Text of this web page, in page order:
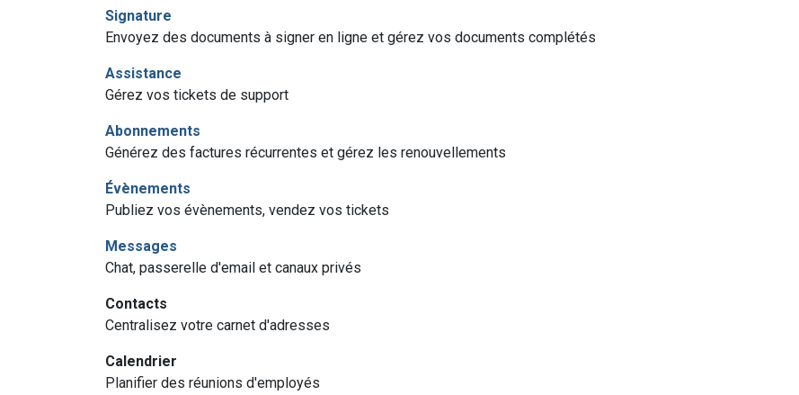
Signature
Envoyez des documents à signer en ligne et gérez vos documents complétés
Assistance
Gérez vos tickets de support
Abonnements
Générez des factures récurrentes et gérez les renouvellements
Évènements
Publiez vos évènements, vendez vos tickets
Messages
Chat, passerelle d'email et canaux privés
Contacts
Centralisez votre carnet d'adresses
Calendrier
Planifier des réunions d'employés